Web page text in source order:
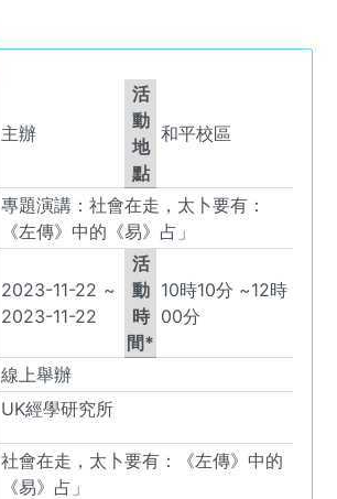
主辦
活
動
地
點
和平校區
專題演講：社會在走，太卜要有：
《左傳》中的《易》占」
2023-11-22 ~
2023-11-22
活
動
時
間*
10時10 分 ~12時
00分
線上舉辦
UK經學研究所
社會在走，太卜要有：《左傳》中的
《易》占」